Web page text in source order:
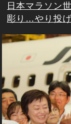
日本マラソン
彫り…やり投